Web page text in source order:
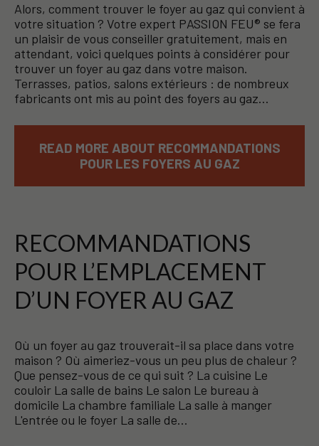
Alors, comment trouver le foyer au gaz qui convient à
votre situation ? Votre expert PASSION FEU® se fera
un plaisir de vous conseiller gratuitement, mais en
attendant, voici quelques points à considérer pour
trouver un foyer au gaz dans votre maison.
Terrasses, patios, salons extérieurs : de nombreux
fabricants ont mis au point des foyers au gaz…
READ MORE ABOUT RECOMMANDATIONS
POUR LES FOYERS AU GAZ
RECOMMANDATIONS
POUR L’EMPLACEMENT
D’UN FOYER AU GAZ
Où un foyer au gaz trouverait-il sa place dans votre
maison ? Où aimeriez-vous un peu plus de chaleur ?
Que pensez-vous de ce qui suit ? La cuisine Le
couloir La salle de bains Le salon Le bureau à
domicile La chambre familiale La salle à manger
L'entrée ou le foyer La salle de…